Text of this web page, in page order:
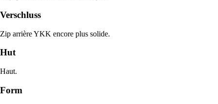
Verschluss
Zip arrière YKK encore plus solide.
Hut
Haut.
Form